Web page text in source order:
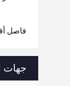
فاصل
جهات